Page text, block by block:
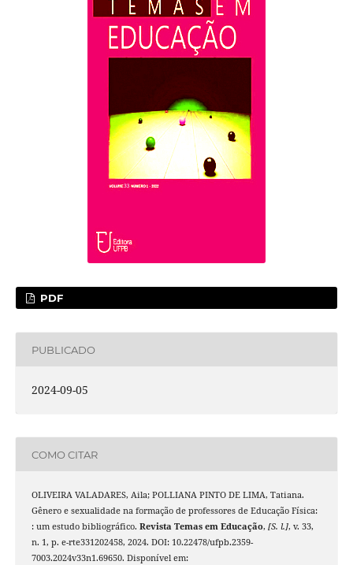
PDF
PUBLICADO
2024-09-05
COMO CITAR
OLIVEIRA VALADARES, Aila; POLLIANA PINTO DE LIMA, Tatiana.
Gênero e sexualidade na formação de professores de Educação Física:
: um estudo bibliográfico. Revista Temas em Educação, [S. l.], v. 33,
n. 1, p. e-rte331202458, 2024. DOI: 10.22478/ufpb.2359-
7003.2024v33n1.69650. Disponível em: